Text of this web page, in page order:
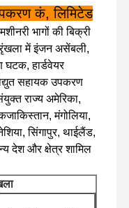
हमारे बारे में
करें समाचार
कं, लिमिटेड
भागों की बिक्री
में इंजन असेंबली,
घटक, हार्डवेयर
सहायक उपकरण
राज्य अमेरिका,
मंगोलिया,
सिंगापुर, थाईलैंड,
देश और क्षेत्र शामिल